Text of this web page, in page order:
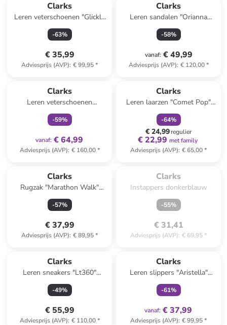
Clarks
Leren veterschoenen "Glickly
Brogue 2" zwart
-63%
€ 35,99
Adviesprijs (AVP): € 99,95*
Clarks
Leren sandalen "Orianna
Twist" zwart
-58%
vanaf: € 49,99
Adviesprijs (AVP): € 120,00*
Clarks
Leren veterschoenen
"Wallabee" lichtroze
-59%
vanaf: € 64,99
Adviesprijs (AVP): € 160,00*
Clarks
Leren laarzen "Comet Pop"
bordeaux
-64%
€ 24,99regulier
€ 22,99 met family
Adviesprijs (AVP): € 65,00*
Clarks
Rugzak "Marathon Walk"
zwart - (B)40 x (H)39,5 x
(D)11,5 cm
-57%
€ 37,99
Adviesprijs (AVP): € 89,95*
uitverkocht.
Clarks
Instappers donkerblauw
-55%
€ 31,41
Adviesprijs (AVP): € 69,95*
Clarks
Leren sneakers "Lt360"
donkerblauw
-49%
€ 55,99
Adviesprijs (AVP): € 110,00*
Clarks
Leren slippers "Aristella"
crème
-61%
vanaf: € 37,99
Adviesprijs (AVP): € 99,95*